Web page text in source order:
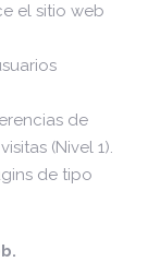
el sitio web
de
(Nivel 1).
de tipo